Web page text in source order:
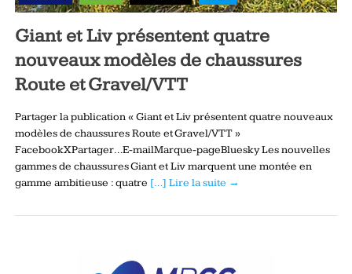
Giant et Liv présentent quatre
nouveaux modèles de chaussures
Route et Gravel/VTT
Partager la publication « Giant et Liv présentent quatre nouveaux
modèles de chaussures Route et Gravel/VTT »
FacebookXPartager…E-mailMarque-pageBluesky Les nouvelles
gammes de chaussures Giant et Liv marquent une montée en
gamme ambitieuse : quatre […] Lire la suite →